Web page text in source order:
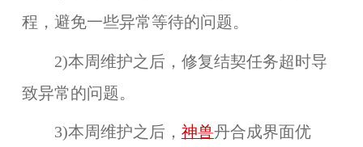
程，避免一些异常等待的问题。
2)本周维护之后，修复结契任务超时导
致异常的问题。
3)本周维护之后， 神兽丹合成界面优